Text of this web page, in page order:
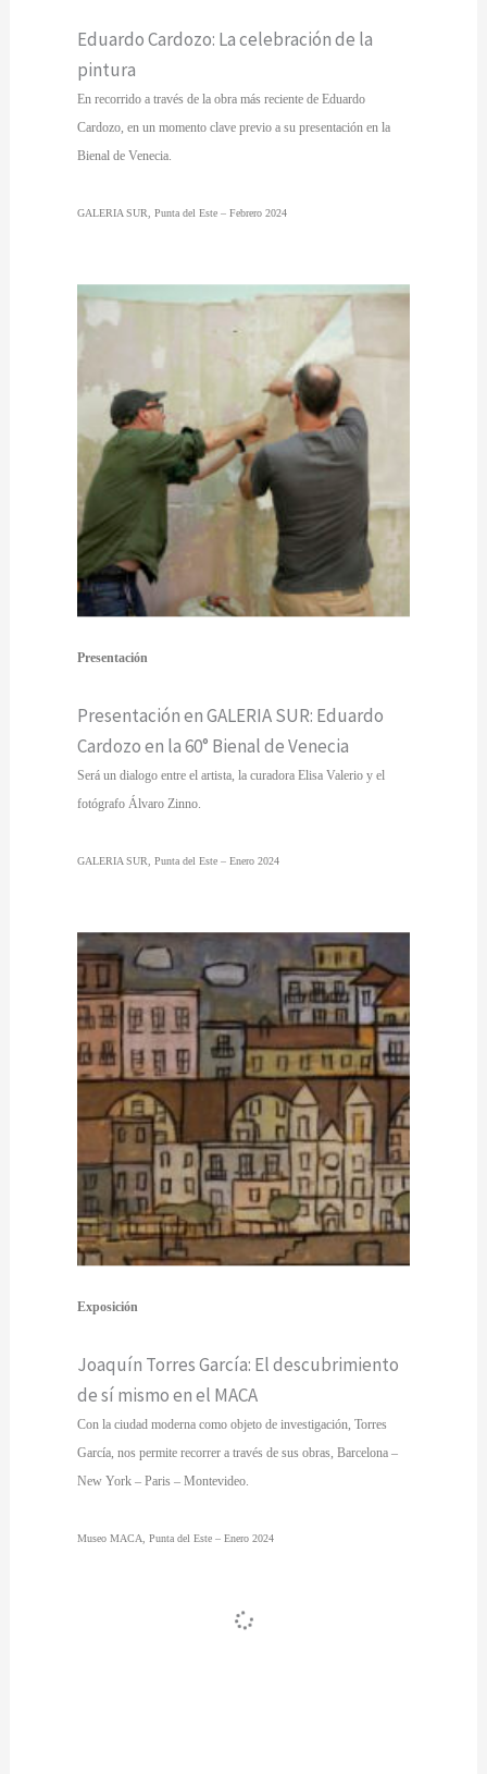
Eduardo Cardozo: La celebración de la
pintura
En recorrido a través de la obra más reciente de Eduardo
Cardozo, en un momento clave previo a su presentación en la
Bienal de Venecia.
GALERIA SUR, Punta del Este – Febrero 2024
Presentación
Presentación en GALERIA SUR: Eduardo
Cardozo en la 60° Bienal de Venecia
Será un dialogo entre el artista, la curadora Elisa Valerio y el
fotógrafo Álvaro Zinno.
GALERIA SUR, Punta del Este – Enero 2024
Exposición
Joaquín Torres García: El descubrimiento
de sí mismo en el MACA
Con la ciudad moderna como objeto de investigación, Torres
García, nos permite recorrer a través de sus obras, Barcelona –
New York – Paris – Montevideo.
Museo MACA, Punta del Este – Enero 2024